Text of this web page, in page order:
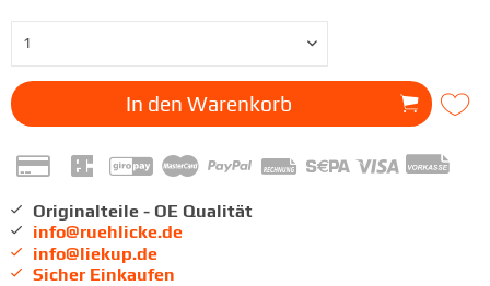
In den Warenkorb
Originalteile - OE Qualität
info@ruehlicke.de
info@liekup.de
Sicher Einkaufen